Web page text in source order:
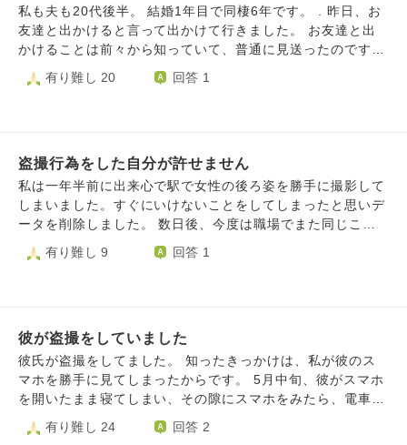
出てきた事があります。その度に、これは何？と話し合いに
なってきました。 2年前に彼氏は1度警察に逮捕されていま
す。その理由は、仕事帰りに歩いていた20代女性のお尻を叩
の行動だった為、反省をして保釈されてからは私のことを傷
で盗撮をしていたことが発覚して私はどうしたらいいか分か
らなくなりました。すぐに彼と話をしました。彼は何度も謝
りました。でも、人として盗撮は最低です。気持ち悪いとい
う感情になりました。 私は精神疾患があり情緒不安定で病
るのは彼しかいなくて彼の事が大好きです。でも、盗撮は気
彼が私を大切にしようとしてくれている気持ちは伝わってい
ますし、今までの他の事は全部許しました。でも盗撮するよ
うな人だったことがショックで死にたいです。さすがに盗撮
はキモいです。人として汚いです。でも大好きで彼しかいな
くて、彼がいないとどうやって生きていったらいいか分から
ないです。でも、今後どう信用したらいいかも分からない
私も夫も20代後半。 結婚1年目で同棲6年です。 . 昨日、お
友達と出かけると言って出かけて行きました。 お友達と出
かけることは前々から知っていて、普通に見送ったのですが
夕方頃に警察から盗撮で逮捕したと電話がありました。 . 警
察のお世話になったのは今回で2回目で、怒りや悲しみや呆
といても(盗撮したときは別行動だったみたいです)抑えられ
ないなら、きっとバレてないだけでいつもやってたのでは？
と思ってしまいます。 . そして、これから帰りが遅かった
り、返事がないとまた盗撮したのかなと一生不安になるのか
えたいという気持ちが勝ってしまいます。 . 一緒にクリニッ
顔して会ったらいいのか どんな言葉をかけていいのかわか
らないです。
有り難し 20 回答 1
盗撮行為をした自分が許せません
私は一年半前に出来心で駅で女性の後ろ姿を勝手に撮影して
しまいました。すぐにいけないことをしてしまったと思いデ
ータを削除しました。 数日後、今度は職場でまた同じこと
をしてしまい何故またこんなことをしてしまっただろうと後
悔しました。それから二度とこんなことはしないと固く誓
分が許せず何をするにも楽しめません。 私が勝手に撮影し
てしまった女性の方に非常に申し訳なく思っていますが、顔
も名前も知らないため今となっては謝罪することもできませ
ん。職場で撮影した方も既に退職されてしまいました。 自
にもこのことを思い出し集中できません、又家族にも合わせ
有り難し 9 回答 1
彼が盗撮をしていました
彼氏が盗撮をしてました。 知ったきっかけは、私が彼のス
マホを勝手に見てしまったからです。 5月中旬、彼がスマホ
を開いたまま寝てしまい、その隙にスマホをみたら、電車内
で女性の足を撮った動画がいくつも出てきました。 以前か
ら足フェチだとよく言っていましたが、まさか盗撮までする
有り難し 24 回答 2